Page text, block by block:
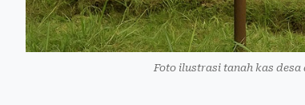
Foto ilustrasi tanah kas